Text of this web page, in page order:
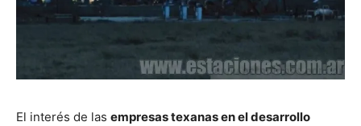
El interés de las empresas texanas en el desarrollo